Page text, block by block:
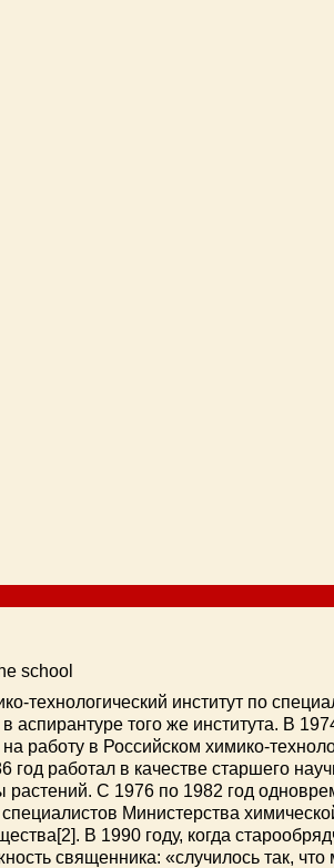
school
технологический институт по
аспирантуре того же института. В
работу в Российском химико-
год работал в качестве старшего
растений. С 1976 по 1982 год
специалистов Министерства
В 1990 году, когда
священника: «случилось так,